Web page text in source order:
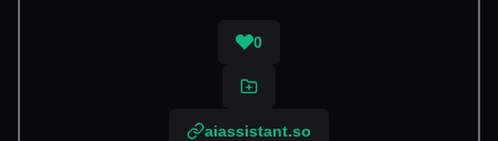
0
aiassistant.so